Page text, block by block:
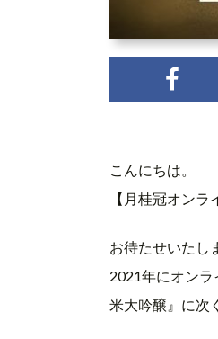
こんにちは。
【月桂冠オンラ
お待たせいたし
2021年にオン
米大吟醸』に次